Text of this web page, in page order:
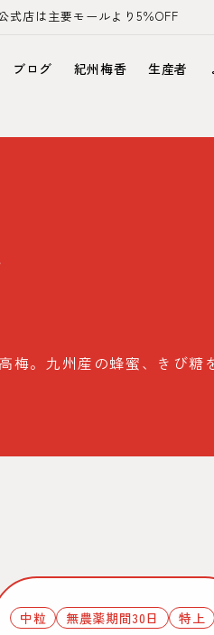
式店は主要モールより5％OFF
ブログ 紀州梅香 生産者
。九州産の蜂蜜、きび
売り切れ
中粒 無農薬期間30日 特上